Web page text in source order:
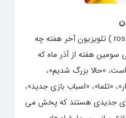
پایگاه خبری و تحلیلی رشد ( roshdnews.ir ) تلویزیون آخر هفته چه
هفته از آذر ماه که
«حالا بزرگ شدیم»،
«تلما»، «اسباب بازی جدید»،
های جدیدی هستند که پخش می